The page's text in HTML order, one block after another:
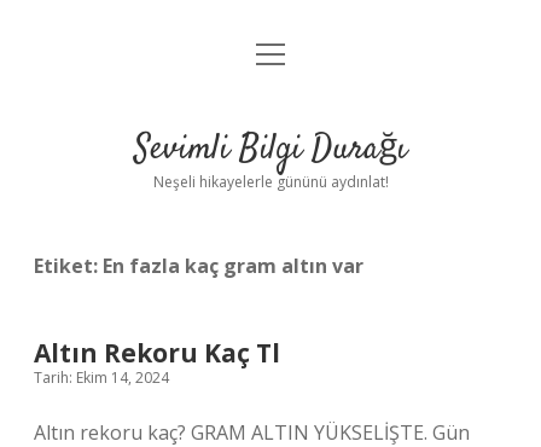
Anasayfa
Yasal Uyarı
menüyü
Sevimli Bilgi Durağı
Neşeli hikayelerle gününü aydınlat!
Etiket: En fazla kaç gram altın var
Altın Rekoru Kaç Tl
Tarih: Ekim 14, 2024
Altın rekoru kaç? GRAM ALTIN ​​YÜKSELİŞTE. Gün